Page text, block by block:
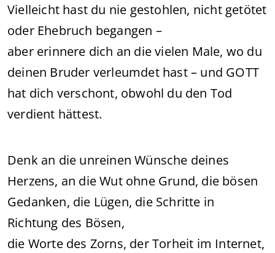
Vielleicht hast du nie gestohlen, nicht getötet
oder Ehebruch begangen –
aber erinnere dich an die vielen Male, wo du
deinen Bruder verleumdet hast – und GOTT
hat dich verschont, obwohl du den Tod
verdient hättest.
Denk an die unreinen Wünsche deines
Herzens, an die Wut ohne Grund, die bösen
Gedanken, die Lügen, die Schritte in
Richtung des Bösen,
die Worte des Zorns, der Torheit im Internet,